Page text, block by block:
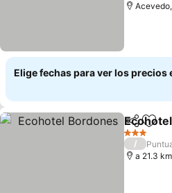
Elige fechas para ver los precios
Compartir
3 Estrellas
/
a 21.3